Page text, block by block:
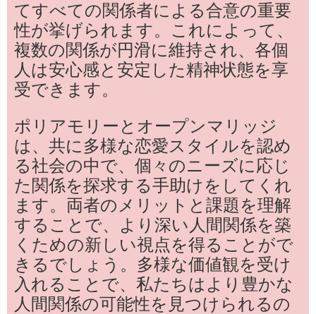
てすべての関係者による合意の重要
性が挙げられます。これによって、
複数の関係が円滑に維持され、各個
人は安心感と安定した精神状態を享
受できます。
ポリアモリーとオープンマリッジ
は、共に多様な恋愛スタイルを認め
る社会の中で、個々のニーズに応じ
た関係を探求する手助けをしてくれ
ます。両者のメリットと課題を理解
することで、より深い人間関係を築
くための新しい視点を得ることがで
きるでしょう。多様な価値観を受け
入れることで、私たちはより豊かな
人間関係の可能性を見つけられるの